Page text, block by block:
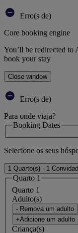
Erro(s de)
Core booking engine
You’ll be redirected to
book your stay
Close window
Erro(s de)
Para onde viaja?
Booking Dates
Selecione os seus
1 Quarto(s) - 1
Quarto 1
Quarto 1
Adulto(s)
- Remova um adulto
+Adicione um adulto
Criança(s)